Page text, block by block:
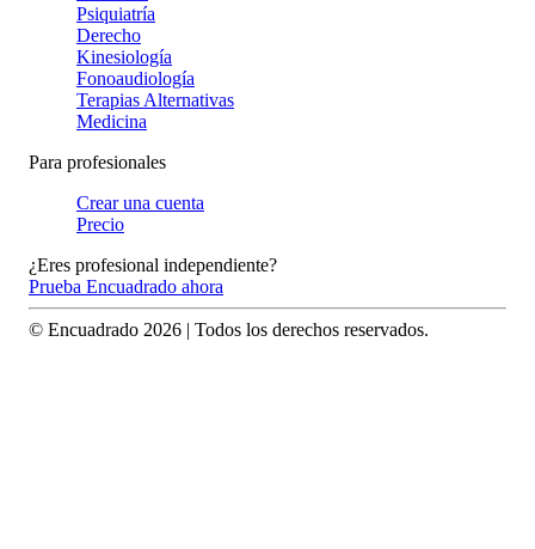
Psiquiatría
Derecho
Kinesiología
Fonoaudiología
Terapias Alternativas
Medicina
Para profesionales
Crear una cuenta
Precio
¿Eres profesional independiente?
Prueba Encuadrado ahora
© Encuadrado 2026 | Todos los derechos reservados.